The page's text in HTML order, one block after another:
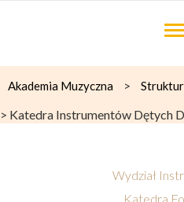
Akademia Muzyczna >
> Katedra Instrumentów Dętych
Wydział
Katedra